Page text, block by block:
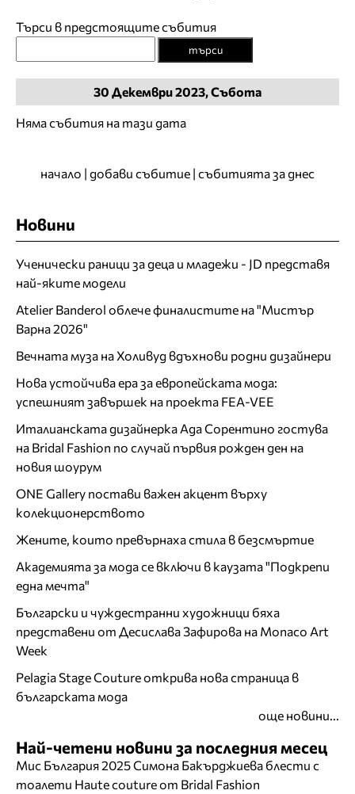
Търси в предстоящите събития
търси
30 Декември2023, Събота
Няма събития на тази дата
начало | добави събитие | събитията за днес
Новини
Ученически раници за деца и младежи - JD представя
най-яките модели
Atelier Banderol облече финалистите на "Мистър
Варна 2026"
Вечната муза на Холивуд вдъхнови родни дизайнери
Нова устойчива ера за европейската мода:
успешният завършек на проекта FEA-VEE
Италианската дизайнерка Ада Сорентино гостува
на Bridal Fashion по случай първия рожден ден на
новия шоурум
ONE Gallery постави важен акцент върху
колекционерството
Жените, които превърнаха стила в безсмъртие
Академията за мода се включи в каузата "Подкрепи
една мечта"
Български и чуждестранни художници бяха
представени от Десислава Зафирова на Monaco Art
Week
Pelagia Stage Couture открива нова страница в
българската мода
още новини...
Най-четени новини за последния месец
Мис България 2025 Симона Бакърджиева блести с
тоалети Haute couture от Bridal Fashion